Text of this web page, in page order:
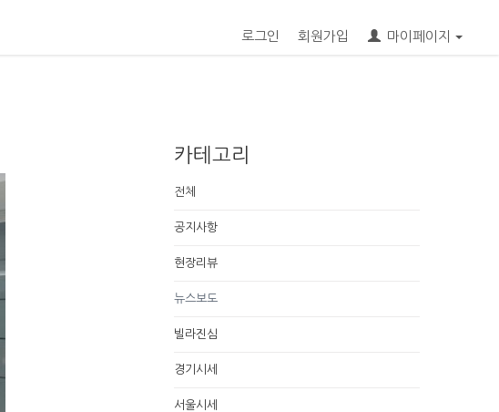
로그인 회원가입 마이페이지
카테고리
전체
공지사항
현장리뷰
뉴스보도
빌라진심
경기시세
서울시세